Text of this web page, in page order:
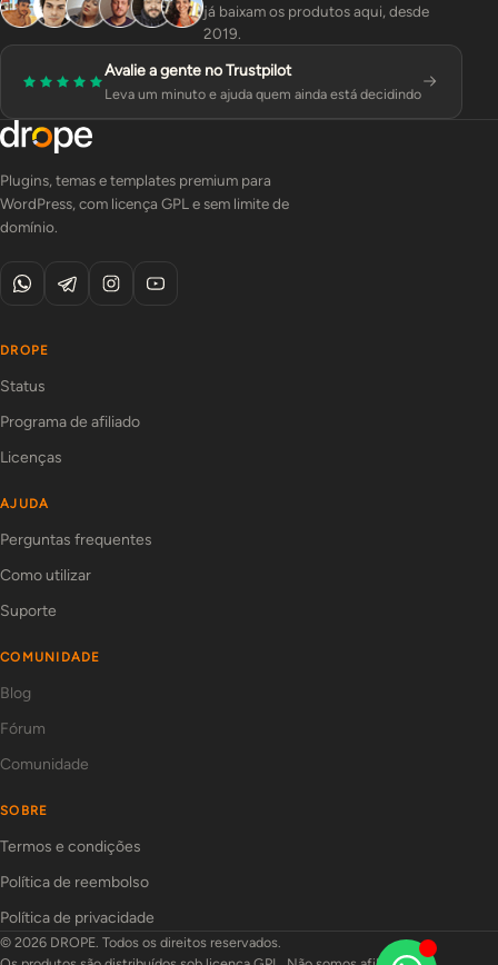
já baixam os produtos aqui, desde
2019.
Avalie a gente no Trustpilot
Leva um minuto e ajuda quem ainda está decidindo
Plugins, temas e templates premium para
WordPress, com licença GPL e sem limite de
domínio.
DROPE
Status
Programa de afiliado
Licenças
AJUDA
Perguntas frequentes
Como utilizar
Suporte
COMUNIDADE
Blog
Fórum
Comunidade
SOBRE
Termos e condições
Política de reembolso
Política de privacidade
© 2026 DROPE. Todos os direitos reservados.